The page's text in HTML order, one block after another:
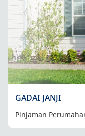
GADAI JANJI
Pinjaman